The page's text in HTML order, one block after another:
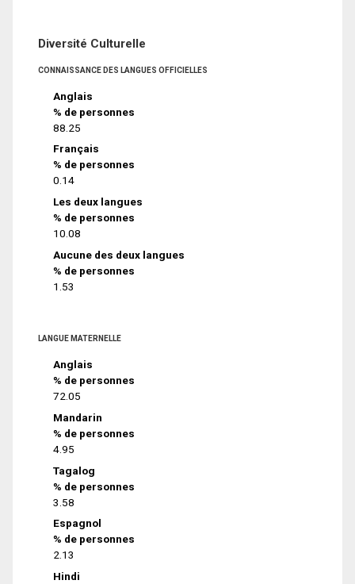
Diversité Culturelle
CONNAISSANCE DES LANGUES OFFICIELLES
Anglais
% de personnes
88.25
Français
% de personnes
0.14
Les deux langues
% de personnes
10.08
Aucune des deux langues
% de personnes
1.53
LANGUE MATERNELLE
Anglais
% de personnes
72.05
Mandarin
% de personnes
4.95
Tagalog
% de personnes
3.58
Espagnol
% de personnes
2.13
Hindi